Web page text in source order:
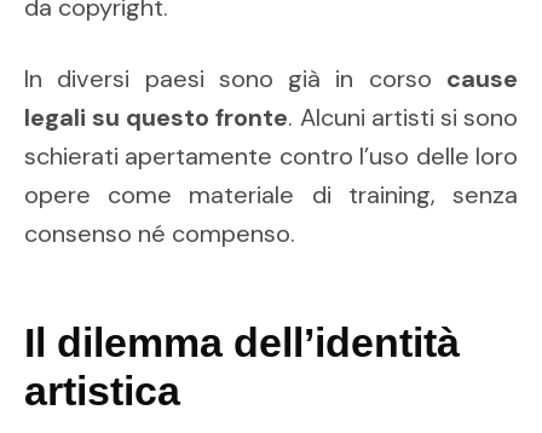
da copyright.
In diversi paesi sono già in corso cause
legali su questo fronte. Alcuni artisti si sono
schierati apertamente contro l’uso delle loro
opere come materiale di training, senza
consenso né compenso.
Il dilemma dell’identità
artistica